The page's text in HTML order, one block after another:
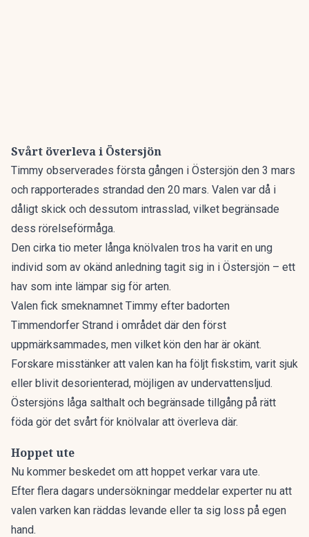
Svårt överleva i Östersjön
Timmy observerades första gången i Östersjön den 3 mars
och rapporterades strandad den 20 mars. Valen var då i
dåligt skick och dessutom intrasslad, vilket begränsade
dess rörelseförmåga.
Den cirka tio meter långa knölvalen tros ha varit en ung
individ som av okänd anledning tagit sig in i Östersjön – ett
hav som inte lämpar sig för arten.
Valen fick smeknamnet Timmy efter badorten
Timmendorfer Strand i området där den först
uppmärksammades, men vilket kön den har är okänt.
Forskare misstänker att valen kan ha följt fiskstim, varit sjuk
eller blivit desorienterad, möjligen av undervattensljud.
Östersjöns låga salthalt och begränsade tillgång på rätt
föda gör det svårt för knölvalar att överleva där.
Hoppet ute
Nu kommer beskedet om att hoppet verkar vara ute.
Efter flera dagars undersökningar meddelar experter nu att
valen varken kan räddas levande eller ta sig loss på egen
hand.